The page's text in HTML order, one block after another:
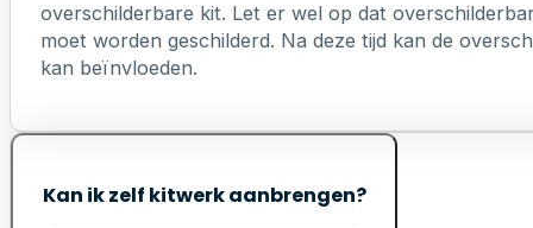
overschilderbare kit. Let er wel op dat
moet worden geschilderd. Na deze tijd kan de
kan beïnvloeden.
Kan ik zelf kitwerk aanbrengen?